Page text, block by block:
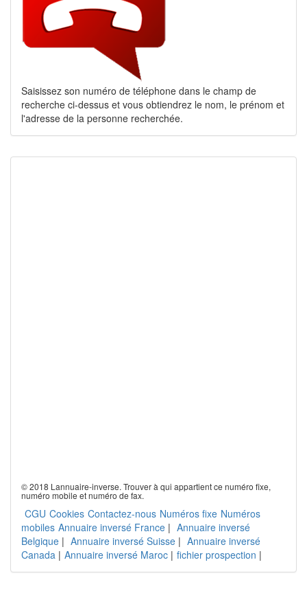
Saisissez son numéro de téléphone dans le champ de
recherche ci-dessus et vous obtiendrez le nom, le prénom et
l'adresse de la personne recherchée.
© 2018 Lannuaire-inverse. Trouver à qui appartient ce numéro fixe,
numéro mobile et numéro de fax.
CGU Cookies Contactez-nous Numéros fixe Numéros
mobiles Annuaire inversé France | Annuaire inversé
Belgique | Annuaire inversé Suisse | Annuaire inversé
Canada | Annuaire inversé Maroc | fichier prospection |